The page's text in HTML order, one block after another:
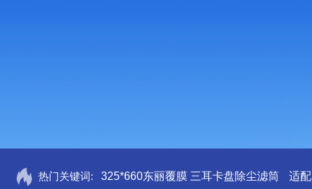
热门关键词: 325*660东丽覆膜 三耳卡盘除尘滤筒 适